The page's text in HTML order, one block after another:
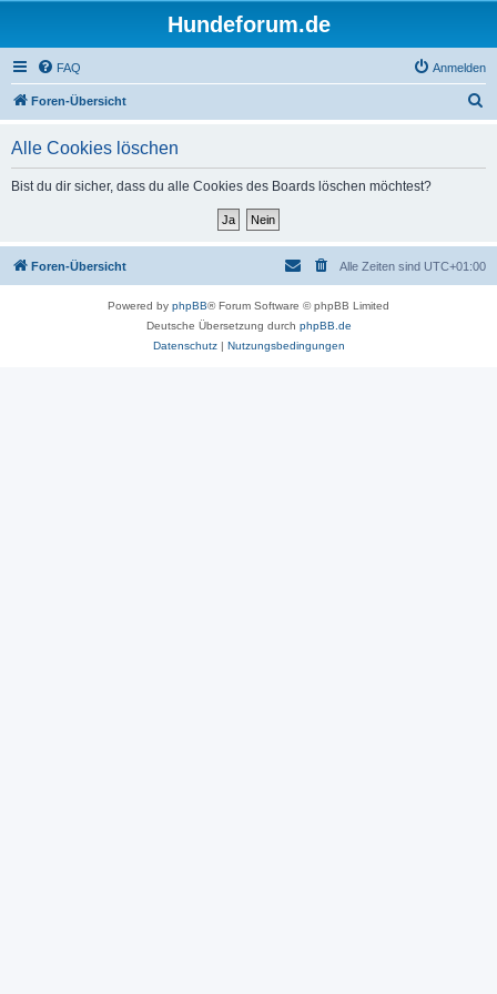
Hundeforum.de
FAQ Anmelden
Foren-Übersicht
Alle Cookies löschen
Bist du dir sicher, dass du alle Cookies des Boards löschen möchtest?
Foren-Übersicht Alle Zeiten sind UTC+01:00
Powered by phpBB® Forum Software © phpBB Limited
Deutsche Übersetzung durch phpBB.de
Datenschutz| Nutzungsbedingungen